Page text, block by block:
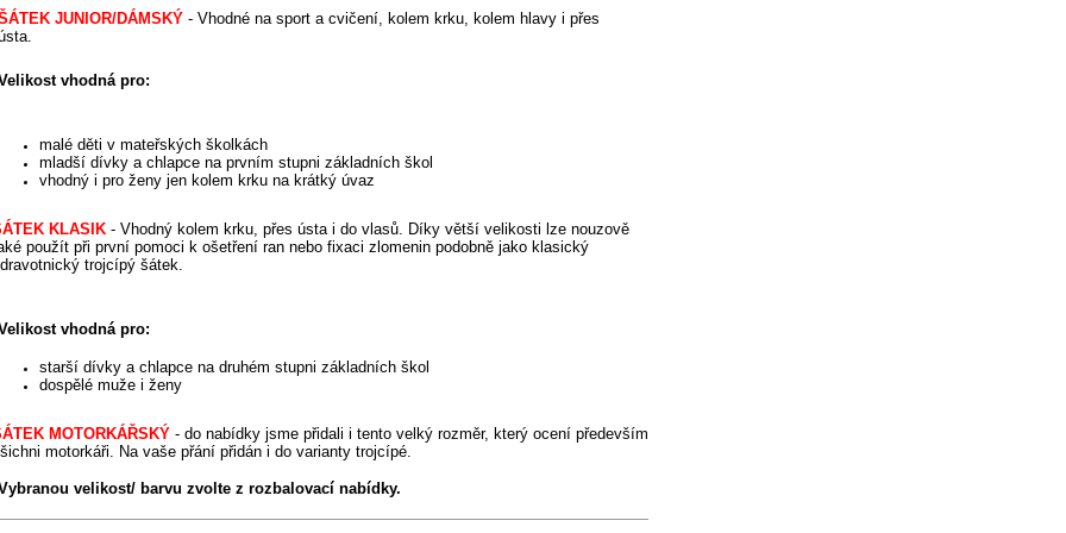
JUNIOR/DÁMSKÝ -Vhodné na sport a cvičení, kolem krku, kolem hlavy i přes
vhodná pro:
malé děti v mateřských školkách
mladší dívky a chlapce na prvním stupni základních škol
vhodný i pro ženy jen kolem krku na krátký úvaz
KLASIK - Vhodný kolem krku, přes ústa i do vlasů. Díky větší velikosti lze nouzově
použít při první pomoci k ošetření ran nebo fixaci zlomenin podobně jako klasický
trojcípý šátek.
vhodnápro:
starší dívky a chlapce na druhém stupni základních škol
dospělé muže i ženy
MOTORKÁŘSKÝ - do nabídky jsme přidali i tento velký rozměr, který ocení především
motorkáři. Na vaše přání přidán i do varianty trojcípé.
velikost/ barvu zvolte z rozbalovací nabídky.